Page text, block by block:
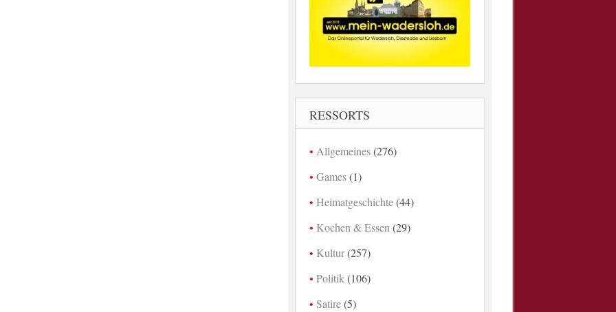
RESSORTS
Allgemeines(276)
Games(1)
Heimatgeschichte(44)
Kochen & Essen (29)
Kultur(257)
Politik (106)
Satire(5)